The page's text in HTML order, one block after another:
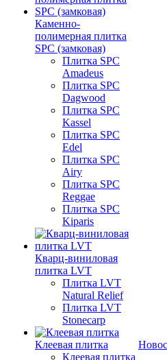
Каменно-
полимерная плитка
SPC (замковая)
Плитка SPC
Amadeus
Плитка SPC
Dagwood
Плитка SPC
Kassel
Плитка SPC
Edel
Плитка SPC
Airy
Плитка SPC
Reggae
Плитка SPC
Kiparis
Кварц-виниловая
плитка LVT
Плитка LVT
Natural Relief
Плитка LVT
Stonecarp
Клеевая плитка
Клеевая плитка